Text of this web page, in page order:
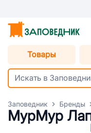
Товары
Заповедник Бренды
МурМур